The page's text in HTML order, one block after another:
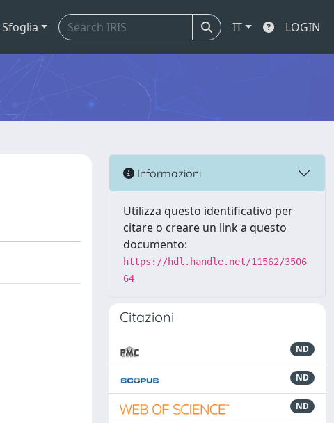
Sfoglia IT LOGIN
Informazioni
Utilizza questo identificativo per
citare o creare un link a questo
documento:
https://hdl.handle.net/11562/3506
64
Citazioni
ND
ND
ND